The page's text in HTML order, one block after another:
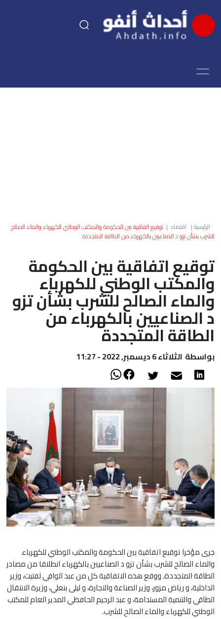
اقتصاد
العالم
الصحراء
الرئيسية| اقتصاد | توقيع اتفاقية بين الحكومة والمكتب الوطني للكهرباء والماء الصالح
للشرب بشأن تزو د الصناعيين بالكهرباء من الطاقة المتجددة
توقيع اتفاقية بين الحكومة
والمكتب الوطني للكهرباء
والماء الصالح للشرب بشأن تزو
د الصناعيين بالكهرباء من
الطاقة المتجددة
بواسطة الثلاثاء 6 ديسمبر, 2022 - 11:27
جرى مؤخرا توقيع اتفاقية بين الحكومة والمكتب الوطني للكهرباء
والماء الصالح للشرب بشأن تزو د الصناعيين بالكهرباء انطلاقا من مصادر
الطاقة المتجددة. ووقع هذه الاتفاقية كل من عبد الوافي لفتيت، وزير
الداخلية، و رياض مزور، وزير الصناعة والتجارة، و ليلى بنعلي، وزيرة الانتقال
الطاقي والتنمية المستدامة، و عبد الرحيم الحافظي المدير العام للمكتب
الوطني للكهرباء والماء الصالح للشرب.